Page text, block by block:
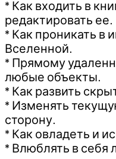
* Как входить в
редактировать ее.
* Как проникать в
Вселенной.
* Прямому
любые объекты.
* Как развить
* Изменять
сторону.
* Как овладеть и
* Влюблять в себя